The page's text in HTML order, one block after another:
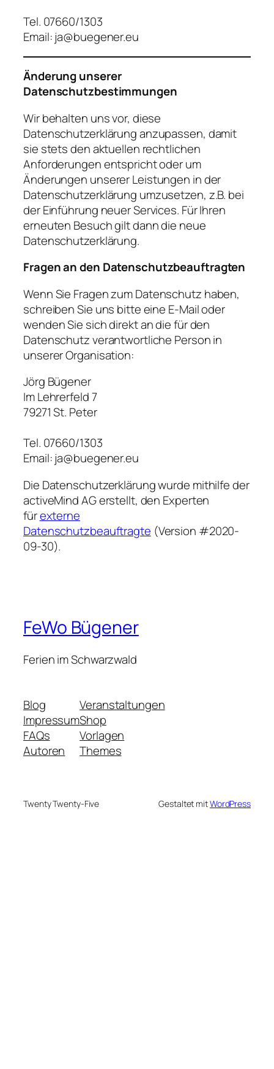
Tel. 07660/1303
Email: ja@buegener.eu
Änderung unserer
Datenschutzbestimmungen
Wir behalten uns vor, diese
Datenschutzerklärung anzupassen, damit
sie stets den aktuellen rechtlichen
Anforderungen entspricht oder um
Änderungen unserer Leistungen in der
Datenschutzerklärung umzusetzen, z.B. bei
der Einführung neuer Services. Für Ihren
erneuten Besuch gilt dann die neue
Datenschutzerklärung.
Fragen an den Datenschutzbeauftragten
Wenn Sie Fragen zum Datenschutz haben,
schreiben Sie uns bitte eine E-Mail oder
wenden Sie sich direkt an die für den
Datenschutz verantwortliche Person in
unserer Organisation:
Jörg Bügener
Im Lehrerfeld 7
79271 St. Peter
Tel. 07660/1303
Email: ja@buegener.eu
Die Datenschutzerklärung wurde mithilfe der
activeMind AG erstellt, den Experten
fürexterne
Datenschutzbeauftragte (Version #2020-
09-30).
FeWo Bügener
Ferien im Schwarzwald
Blog
Impressum
FAQs
Autoren
Veranstaltungen
Shop
Vorlagen
Themes
Twenty Twenty-Five Gestaltet mitWordPress